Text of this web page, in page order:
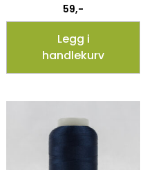
59,-
Legg i
handlekurv